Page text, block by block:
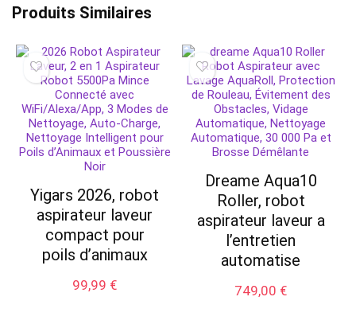
Produits Similaires
Yigars 2026, robot
aspirateur laveur
compact pour
poils d’animaux
99,99 €
Dreame Aqua10
Roller, robot
aspirateur laveur a
l’entretien
automatise
749,00 €